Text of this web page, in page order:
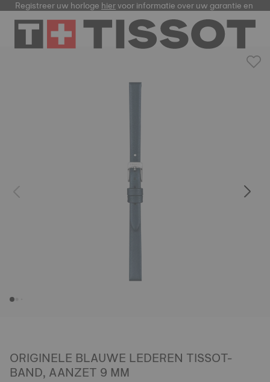
Registreer uw horlogehiervoor informatie over uw garantie en
ORIGINELE BLAUWE LEDEREN TISSOT-
BAND, AANZET 9 MM